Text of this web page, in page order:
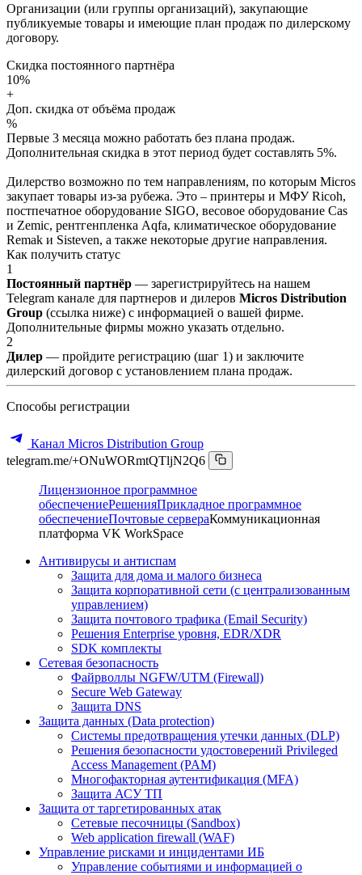
Организации (или группы организаций), закупающие
публикуемые товары и имеющие план продаж по дилерскому
договору.
Скидка постоянного партнёра
10%
+
Доп. скидка от объёма продаж
%
Первые 3 месяца можно работать без плана продаж.
Дополнительная скидка в этот период будет составлять 5%.
Дилерство возможно по тем направлениям, по которым Micros
закупает товары из-за рубежа. Это – принтеры и МФУ Ricoh,
постпечатное оборудование SIGO, весовое оборудование Cas
и Zemic, рентгенпленка Aqfa, климатическое оборудование
Remak и Sisteven, а также некоторые другие направления.
Как получить статус
1
Постоянный партнёр — зарегистрируйтесь на нашем
Telegram канале для партнеров и дилеров Micros Distribution
Group (ссылка ниже) с информацией о вашей фирме.
Дополнительные фирмы можно указать отдельно.
2
Дилер — пройдите регистрацию (шаг 1) и заключите
дилерский договор с установлением плана продаж.
Способы регистрации
Канал Micros Distribution Group
telegram.me/+ONuWORmtQTljN2Q6
Лицензионное программное
обеспечениеРешенияПрикладное программное
обеспечениеПочтовые сервераКоммуникационная
платформа VK WorkSpace
Антивирусы и антиспам
Защита для дома и малого бизнеса
Защита корпоративной сети (с централизованным
управлением)
Защита почтового трафика (Email Security)
Решения Enterprise уровня, EDR/XDR
SDK комплекты
Сетевая безопасность
Файрволлы NGFW/UTM (Firewall)
Secure Web Gateway
Защита DNS
Защита данных (Data protection)
Системы предотвращения утечки данных (DLP)
Решения безопасности удостоверений Privileged
Access Management (PAM)
Многофакторная аутентификация (MFA)
Защита АСУ ТП
Защита от таргетированных атак
Сетевые песочницы (Sandbox)
Web application firewall (WAF)
Управление рисками и инцидентами ИБ
Управление событиями и информацией о